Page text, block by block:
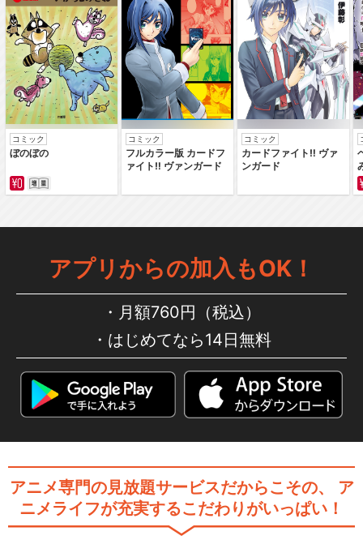
薄桜鬼 雪華録 第五章 ～土方
歳三～
薄桜鬼 雪華録 第六章 ～風間
千景～
劇場版 薄桜鬼 第一章 京都乱
劇場版 薄桜鬼 第二章 士魂蒼
穹
ミュージカル『薄桜鬼』斎藤
コミック
ぼのぼの
コミック
フルカラー版 カードフ
ァイト‼ ヴァンガード
コミック
カードファイト‼ ヴァ
ンガード
アプリからの加入もOK！
月額760円（税込）
はじめてなら14日無料
アニメ専門の見放題サービスだからこその、
ア
ニメライフが充実するこだわりがいっぱい！